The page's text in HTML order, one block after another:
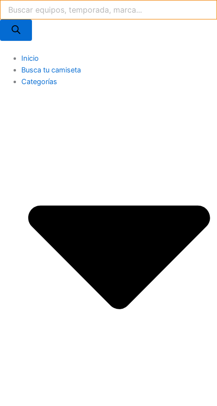
al
contenido
productos
Inicio
Busca tu camiseta
Categorías